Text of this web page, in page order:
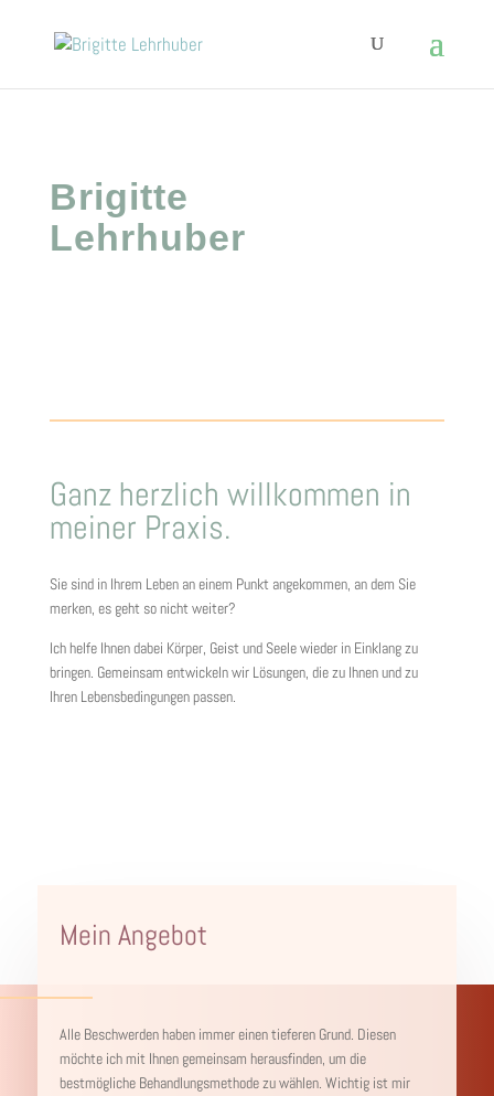
Brigitte
Lehrhuber
Ganz herzlich willkommen in
meiner Praxis.
Sie sind in Ihrem Leben an einem Punkt angekommen, an dem Sie
merken, es geht so nicht weiter?
Ich helfe Ihnen dabei Körper, Geist und Seele wieder in Einklang zu
bringen. Gemeinsam entwickeln wir Lösungen, die zu Ihnen und zu
Ihren Lebensbedingungen passen.
Mein Angebot
Alle Beschwerden haben immer einen tieferen Grund. Diesen
möchte ich mit Ihnen gemeinsam herausfinden, um die
bestmögliche Behandlungsmethode zu wählen. Wichtig ist mir